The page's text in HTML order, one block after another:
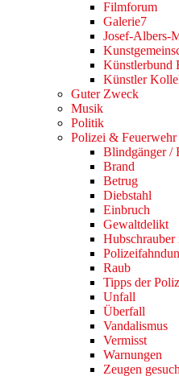
Filmforum
Galerie7
Josef-Albers-
Künstlerbund
Künstler
Guter Zweck
Musik
Politik
Polizei & Feuerwehr
Blindgänger /
Brand
Betrug
Diebstahl
Einbruch
Gewaltdelikt
Hubschrauber
Raub
Tipps der
Unfall
Überfall
Vandalismus
Vermisst
Warnungen
Zeugen